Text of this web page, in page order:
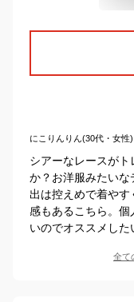
にこりんりん(30代・女性)
シアーなレースが
か？お洋服みたい
出は控えめで着やす
感もあるこちら。
いのでオススメした
全て